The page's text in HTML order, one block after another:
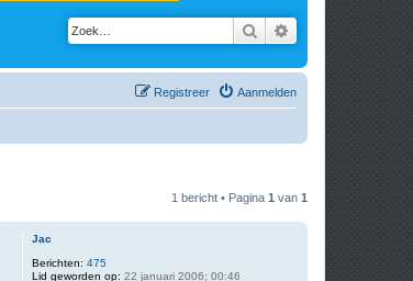
Zoek Uitgebreid zoeken
Aanmelden
Registreer
1 bericht • Pagina 1 van 1
Jac
Berichten: 475
Lid geworden op: 22 januari 2006; 00:46